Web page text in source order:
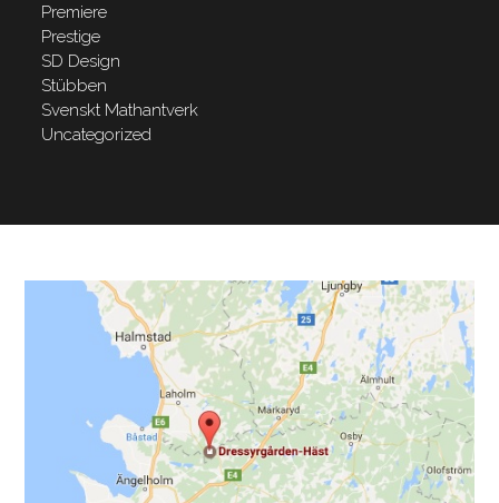
Premiere
Prestige
SD Design
Stübben
Svenskt Mathantverk
Uncategorized